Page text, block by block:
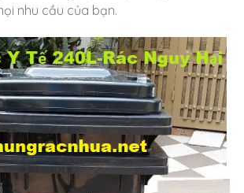
nhu cầu của bạn.